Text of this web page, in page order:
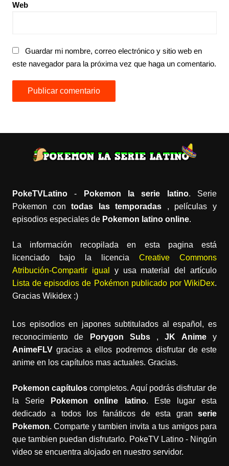
Web
Guardar mi nombre, correo electrónico y sitio web en
este navegador para la próxima vez que haga un comentario.
PokeTVLatino- Pokemon la serie latino. Serie
Pokemon contodas las temporadas , películas y
episodios especiales de Pokemon latino online.
La información recopilada en esta pagina está
licenciado bajo la licenciaCreative Commons
Atribución-Compartir igual
y usa material del artículo
Lista de episodios de Pokémon publicado por WikiDex.
Gracias Wikidex :)
Los episodios en japones subtitulados al español, es
reconocimiento de
Porygon Subs,JK Animey
AnimeFLVgracias a ellos podremos disfrutar de este
anime en los capítulos mas actuales. Gracias.
Pokemon capítuloscompletos. Aquí podrás disfrutar de
la Serie
Pokemon online latino. Este lugar esta
dedicado a todos los fanáticos de esta granserie
Pokemon. Comparte y tambien invita a tus amigos para
que tambien puedan disfrutarlo. PokeTV Latino - Ningún
video se encuentra alojado en nuestro servidor.